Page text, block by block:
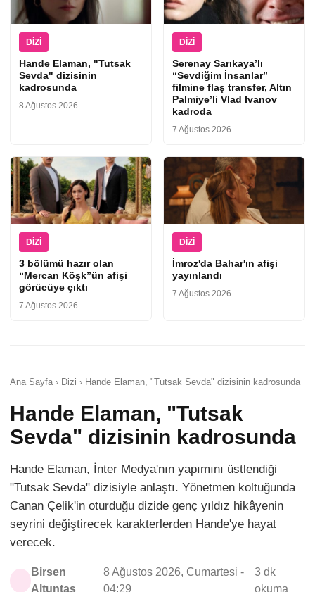
DIZI
Hande Elaman, "Tutsak
Sevda" dizisinin
kadrosunda
8 Ağustos 2026
DIZI
Serenay Sarıkaya’lı
“Sevdiğim İnsanlar”
filmine flaş transfer, Altın
Palmiye’li Vlad Ivanov
kadroda
7 Ağustos 2026
DIZI
3 bölümü hazır olan
“Mercan Köşk”ün afişi
görücüye çıktı
7 Ağustos 2026
DIZI
İmroz'da Bahar'ın afişi
yayınlandı
7 Ağustos 2026
Ana Sayfa › Dizi › Hande Elaman, "Tutsak Sevda" dizisinin kadrosunda
Hande Elaman, "Tutsak
Sevda" dizisinin kadrosunda
Hande Elaman, İnter Medya'nın yapımını üstlendiği
"Tutsak Sevda" dizisiyle anlaştı. Yönetmen koltuğunda
Canan Çelik'in oturduğu dizide genç yıldız hikâyenin
seyrini değiştirecek karakterlerden Hande'ye hayat
verecek.
Birsen
Altuntaş
8 Ağustos 2026, Cumartesi -
04:29
3 dk
okuma